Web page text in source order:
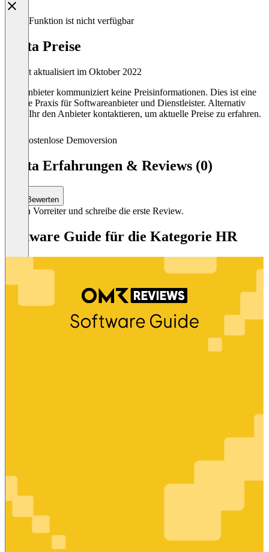
Diese Funktion ist nicht verfügbar
adata Preise
Zuletzt aktualisiert im Oktober 2022
Der Anbieter kommuniziert keine Preisinformationen. Dies ist eine
übliche Praxis für Softwareanbieter und Dienstleister. Alternativ
könnt Ihr den Anbieter kontaktieren, um aktuelle Preise zu erfahren.
Kostenlose Demoversion
adata Erfahrungen & Reviews (0)
Bewerten
Sei ein Vorreiter und schreibe die erste Review.
Software Guide für die Kategorie HR